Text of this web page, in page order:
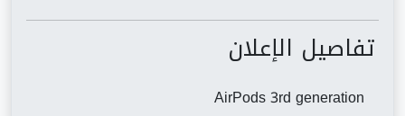
تفاصيل الإعلان
AirPods 3rd generation